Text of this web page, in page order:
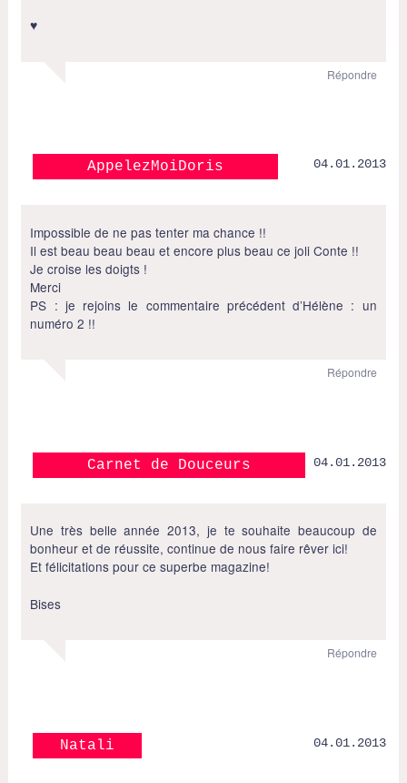
♥
Répondre
AppelezMoiDoris 04.01.2013
Impossible de ne pas tenter ma chance !!
Il est beau beau beau et encore plus beau ce joli Conte !!
Je croise les doigts !
Merci
PS : je rejoins le commentaire précédent d’Hélène : un
numéro 2 !!
Répondre
Carnet de Douceurs 04.01.2013
Une très belle année 2013, je te souhaite beaucoup de
bonheur et de réussite, continue de nous faire rêver ici!
Et félicitations pour ce superbe magazine!
Bises
Répondre
Natali 04.01.2013